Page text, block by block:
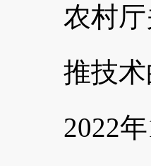
农村
推技
2022